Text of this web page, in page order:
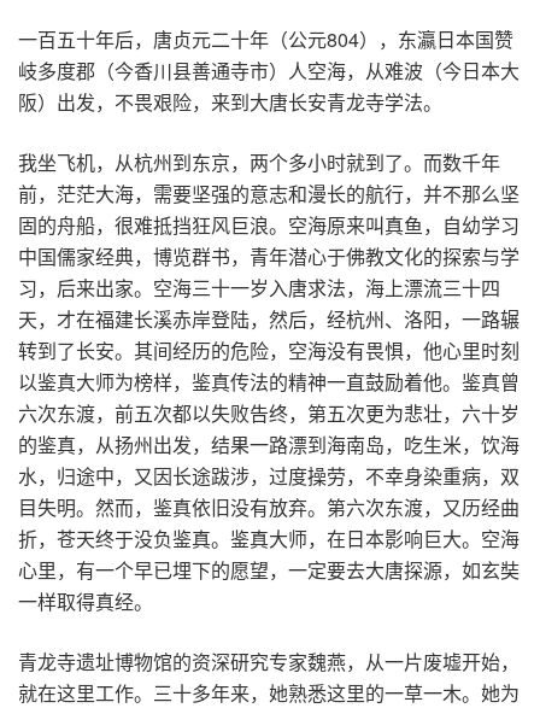
一百五十年后，唐贞元二十年（公元804），东瀛日本国赞
岐多度郡（今香川县善通寺市）人空海，从难波（今日本大
阪）出发，不畏艰险，来到大唐长安青龙寺学法。
我坐飞机，从杭州到东京，两个多小时就到了。而数千年
前，茫茫大海，需要坚强的意志和漫长的航行，并不那么坚
固的舟船，很难抵挡狂风巨浪。空海原来叫真鱼，自幼学习
中国儒家经典，博览群书，青年潜心于佛教文化的探索与学
习，后来出家。空海三十一岁入唐求法，海上漂流三十四
天，才在福建长溪赤岸登陆，然后，经杭州、洛阳，一路辗
转到了长安。其间经历的危险，空海没有畏惧，他心里时刻
以鉴真大师为榜样，鉴真传法的精神一直鼓励着他。鉴真曾
六次东渡，前五次都以失败告终，第五次更为悲壮，六十岁
的鉴真，从扬州出发，结果一路漂到海南岛，吃生米，饮海
水，归途中，又因长途跋涉，过度操劳，不幸身染重病，双
目失明。然而，鉴真依旧没有放弃。第六次东渡，又历经曲
折，苍天终于没负鉴真。鉴真大师，在日本影响巨大。空海
心里，有一个早已埋下的愿望，一定要去大唐探源，如玄奘
一样取得真经。
青龙寺遗址博物馆的资深研究专家魏燕，从一片废墟开始，
就在这里工作。三十多年来，她熟悉这里的一草一木。她为